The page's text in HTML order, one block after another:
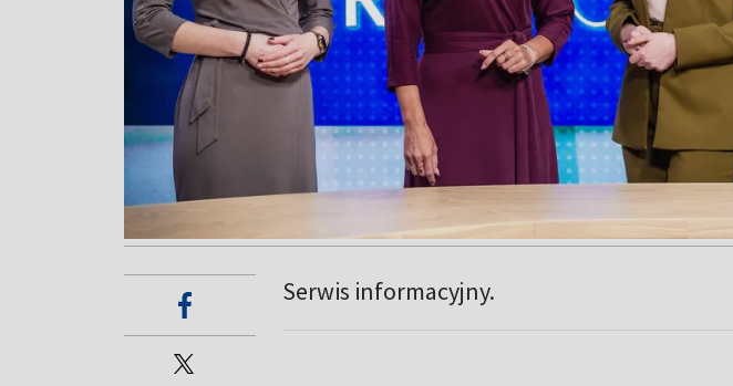
Serwis informacyjny.